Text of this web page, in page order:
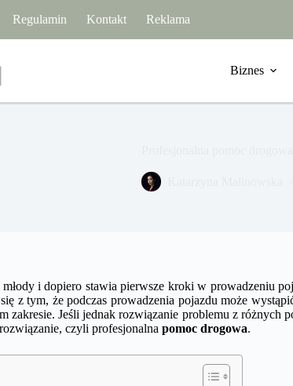
Regulamin Kontakt Reklama
Biznes
i dopiero stawia pierwsze kroki w prowadzeniu
z tym, że podczas prowadzenia pojazdu może
zakresie. Jeśli jednak rozwiązanie problemu z różnych
czyli profesjonalna pomoc drogowa.